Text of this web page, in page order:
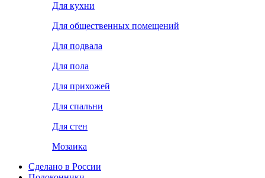
Для кухни
Для общественных помещений
Для подвала
Для пола
Для прихожей
Для спальни
Для стен
Мозаика
Сделано в России